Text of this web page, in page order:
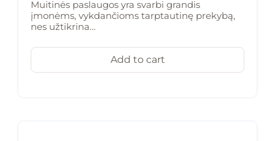
Muitinės paslaugos yra svarbi grandis
įmonėms, vykdančioms tarptautinę prekybą,
nes užtikrina…
Add to cart